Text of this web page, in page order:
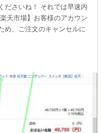
ださいね！ それでは早速内
天市場】お客様のアカウン
め、ご注文のキャンセルに